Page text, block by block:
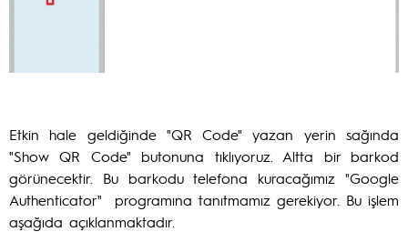
Etkin hale geldiğinde "QR Code" yazan yerin sağında
"Show QR Code" butonuna tıklıyoruz. Altta bir barkod
görünecektir. Bu barkodu telefona kuracağımız "Google
Authenticator" programına tanıtmamız gerekiyor. Bu işlem
aşağıda açıklanmaktadır.